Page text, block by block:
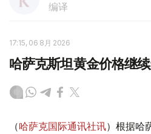
编译
17:15, 06 8月 2026
哈萨克斯坦黄金价格继
（哈萨克国际通讯社讯）根据哈